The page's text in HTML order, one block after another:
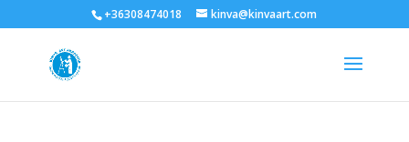
+36308474018 kinva@kinvaart.com